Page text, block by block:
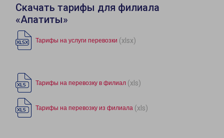
Скачать тарифы для филиала
«Апатиты»
Тарифы на услуги перевозки (xlsx)
Тарифы на перевозку в филиал (xls)
Тарифы на перевозку из филиала (xls)